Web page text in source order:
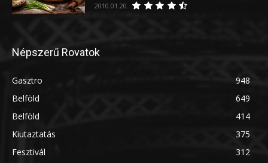
2010.01.20.
Népszerű Rovatok
Gasztro
948
Belföld
649
Belföld
414
Kiutaztatás
375
Fesztivál
312